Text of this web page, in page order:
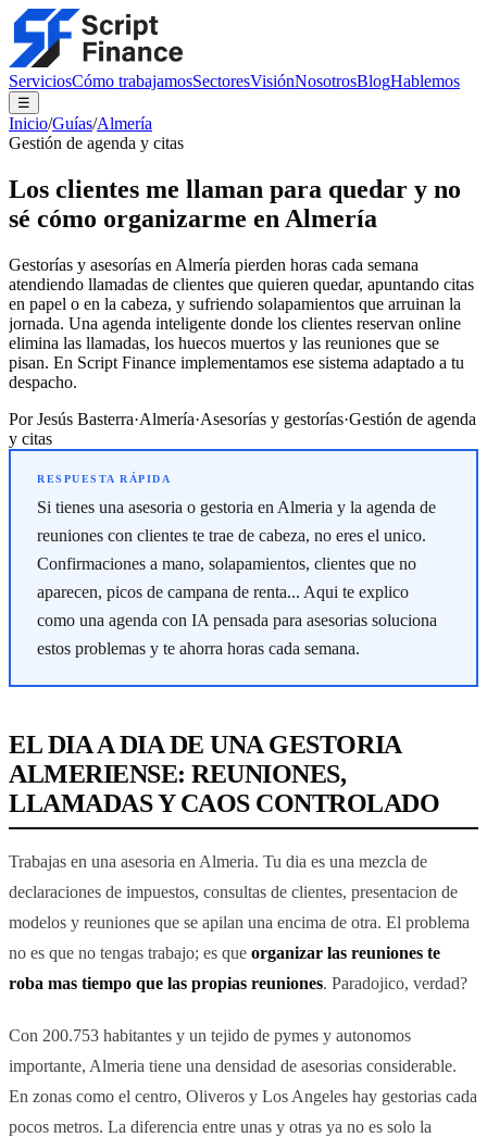
ServiciosCómo trabajamosSectoresVisiónNosotrosBlogHablemos
☰
Inicio/Guías/Almería
Gestión de agenda y citas
Los clientes me llaman para quedar y no
sé cómo organizarme en Almería
Gestorías y asesorías en Almería pierden horas cada semana
atendiendo llamadas de clientes que quieren quedar, apuntando citas
en papel o en la cabeza, y sufriendo solapamientos que arruinan la
jornada. Una agenda inteligente donde los clientes reservan online
elimina las llamadas, los huecos muertos y las reuniones que se
pisan. En Script Finance implementamos ese sistema adaptado a tu
despacho.
PorJesús Basterra·Almería·Asesorías y gestorías·Gestión de agenda
y citas
Si tienes una asesoria o gestoria en Almeria y la agenda de
reuniones con clientes te trae de cabeza, no eres el unico.
Confirmaciones a mano, solapamientos, clientes que no
aparecen, picos de campana de renta... Aqui te explico
como una agenda con IA pensada para asesorias soluciona
estos problemas y te ahorra horas cada semana.
EL DIA A DIA DE UNA GESTORIA
ALMERIENSE: REUNIONES,
LLAMADAS Y CAOS CONTROLADO
Trabajas en una asesoria en Almeria. Tu dia es una mezcla de
declaraciones de impuestos, consultas de clientes, presentacion de
modelos y reuniones que se apilan una encima de otra. El problema
no es que no tengas trabajo; es que organizar las reuniones te
roba mas tiempo que las propias reuniones. Paradojico, verdad?
Con 200.753 habitantes y un tejido de pymes y autonomos
importante, Almeria tiene una densidad de asesorias considerable.
En zonas como el centro, Oliveros y Los Angeles hay gestorias cada
pocos metros. La diferencia entre unas y otras ya no es solo la